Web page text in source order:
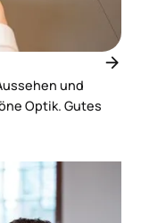
und
Optik. Gutes
arrow_forward